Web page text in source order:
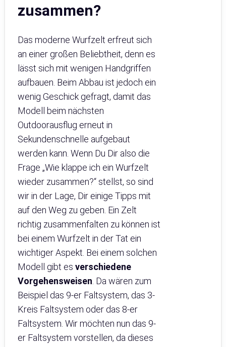
zusammen?
Das moderne Wurfzelt erfreut sich
an einer großen Beliebtheit, denn es
lässt sich mit wenigen Handgriffen
aufbauen. Beim Abbau ist jedoch ein
wenig Geschick gefragt, damit das
Modell beim nächsten
Outdoorausflug erneut in
Sekundenschnelle aufgebaut
werden kann. Wenn Du Dir also die
Frage „Wie klappe ich ein Wurfzelt
wieder zusammen?“ stellst, so sind
wir in der Lage, Dir einige Tipps mit
auf den Weg zu geben. Ein Zelt
richtig zusammenfalten zu können ist
bei einem Wurfzelt in der Tat ein
wichtiger Aspekt. Bei einem solchen
Modell gibt es verschiedene
Vorgehensweisen . Da wären zum
Beispiel das 9-er Faltsystem, das 3-
Kreis Faltsystem oder das 8-er
Faltsystem. Wir möchten nun das 9-
er Faltsystem vorstellen, da dieses